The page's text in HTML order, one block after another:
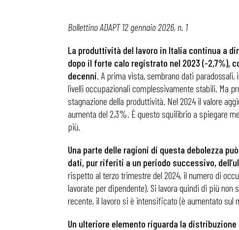
Bollettino ADAPT 12 gennaio 2026, n. 1
La produttività del lavoro in Italia continua a
dopo il forte calo registrato nel 2023 (-2,7%),
decenni. A prima vista, sembrano dati
livelli occupazionali complessivamente stabili. Ma
stagnazione della produttività. Nel 2024 il valore
aumenta del 2,3%. È questo squilibrio a spiegare
più.
Una parte delle ragioni di questa debolezza
dati, pur riferiti a un periodo successivo,
rispetto al terzo trimestre del 2024, il numero di
lavorate per dipendente). Si lavora quindi di più non
recente, il lavoro si è intensificato (è aumentato sul
Un ulteriore elemento riguarda la